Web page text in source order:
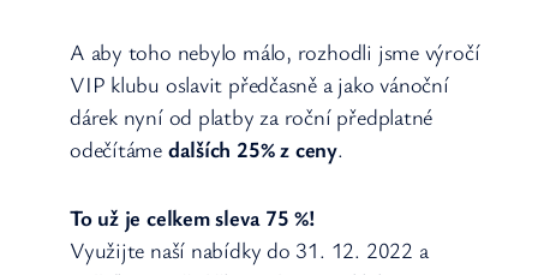
A aby toho nebylo málo, rozhodli jsme výročí
VIP klubu oslavit předčasně a jako vánoční
dárek nyní od platby za roční předplatné
odečítáme dalších 25% z ceny.
To už je celkem sleva 75 %!
Využijte naší nabídky do 31. 12. 2022 a